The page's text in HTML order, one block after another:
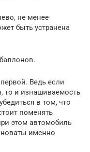
не менее
быть устранена
Ведь если
то и изнашиваемость
в том, что
поменять
этом автомобиль
именно